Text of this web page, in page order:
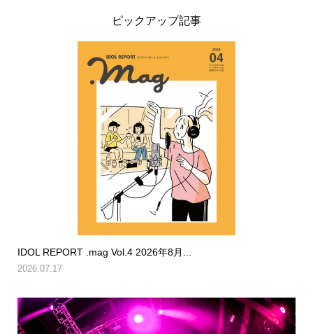
ピックアップ記事
IDOL REPORT .mag Vol.4 2026年8月...
2026.07.17